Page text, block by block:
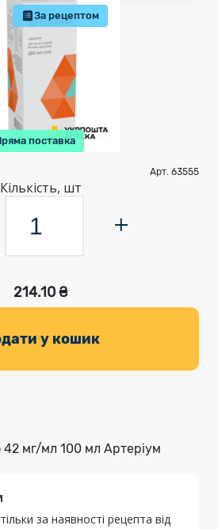
За рецептом
поставка
Арт. 63555
Кількість, шт
214.10 ₴
у кошик
мг/мл 100 мл Артеріум
за наявності рецепта від